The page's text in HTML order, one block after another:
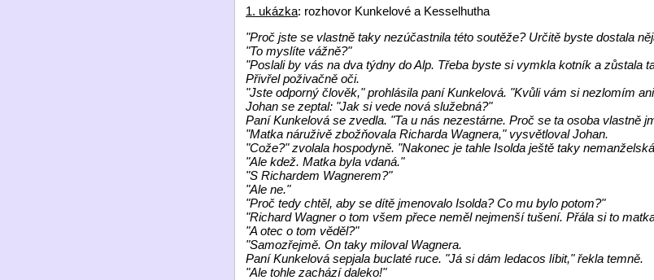
1. ukázka: rozhovor Kunkelové a Kesselhutha
"Proč jste se vlastně taky nezúčastnila této soutěže? Určitě byste dostala
"To myslíte vážně?"
"Poslali by vás na dva týdny do Alp. Třeba byste si vymkla kotník a zůstala
Přivřel poživačně oči.
"Jste odporný člověk," prohlásila paní Kunkelová. "Kvůli vám si nezlomím
Johan se zeptal: "Jak si vede nová služebná?"
Paní Kunkelová se zvedla. "Ta u nás nezestárne. Proč se ta osoba vlastně
"Matka náruživě zbožňovala Richarda Wagnera," vysvětloval Johan.
"Cože?" zvolala hospodyně. "Nakonec je tahle Isolda ještě taky
"Ale kdež. Matka byla vdaná."
"S Richardem Wagnerem?"
"Ale ne."
"Proč tedy chtěl, aby se dítě jmenovalo Isolda? Co mu bylo potom?"
"Richard Wagner o tom všem přece neměl nejmenší tušení. Přála si to
"A otec o tom věděl?"
"Samozřejmě. On taky miloval Wagnera.
Paní Kunkelová sepjala buclaté ruce. "Já si dám ledacos líbit," řekla temně.
"Ale tohle zachází daleko!"